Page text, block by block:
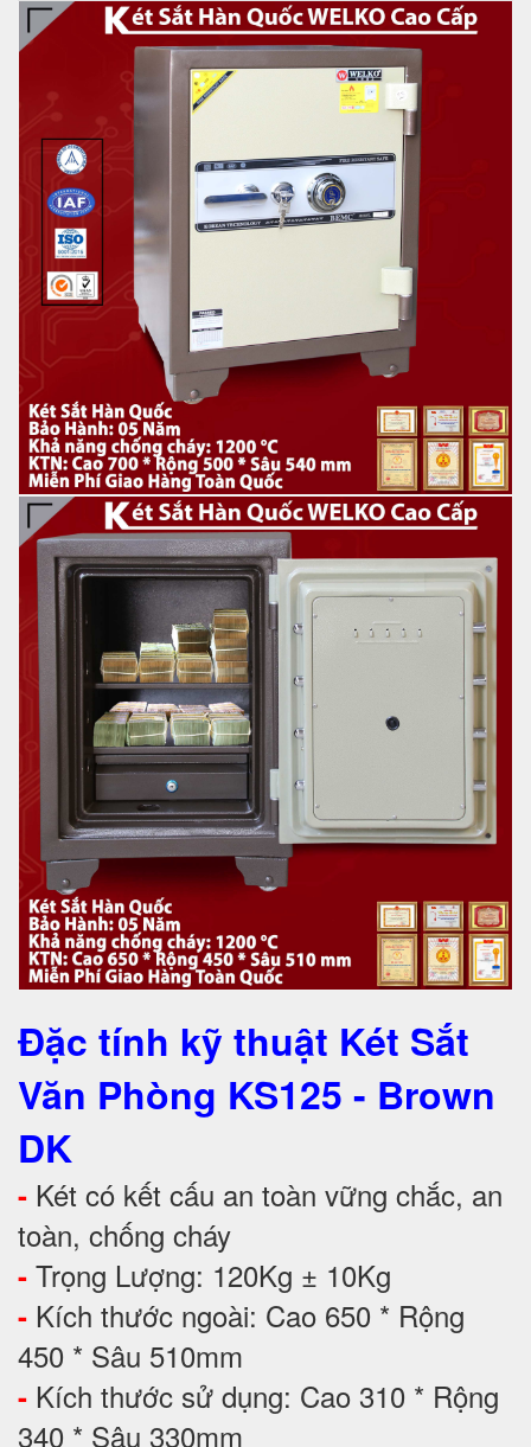
Đặc tính kỹ thuật Két Sắt
Văn Phòng KS125 - Brown
DK
- Két có kết cấu an toàn vững chắc, an
toàn, chống cháy
- Trọng Lượng: 120Kg ± 10Kg
- Kích thước ngoài: Cao 650 * Rộng
450 * Sâu 510mm
- Kích thước sử dụng: Cao 310 * Rộng
340 * Sâu 330mm